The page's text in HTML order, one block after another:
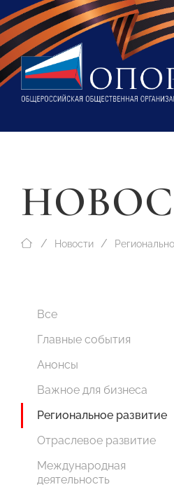
Новости
Все
Главные события
Анонсы
Важное для бизнеса
Региональное развитие
Отраслевое развитие
Международная
деятельность